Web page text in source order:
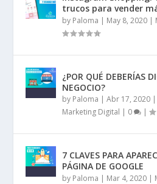
trucos para vender
by Paloma | May 8, 2020 |
¿POR QUÉ DEBERÍAS
NEGOCIO?
by Paloma |Abr 17, 2020 |
Marketing Digital | 0 |
7 CLAVES PARA
PÁGINA DE GOOGLE
by Paloma | Mar 4, 2020 |